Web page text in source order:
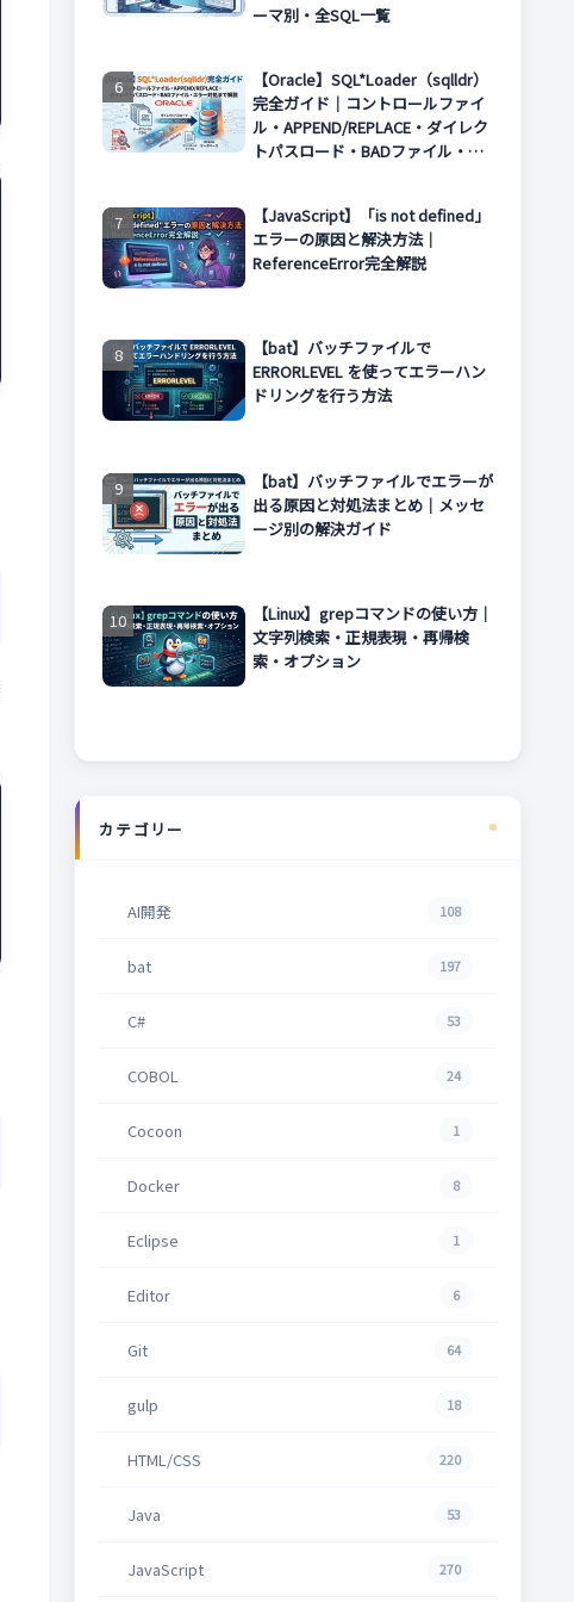
ーマ別・全SQL一覧
【Oracle】SQL*Loader（sqlldr）
完全ガイド｜コントロールファイ
ル・APPEND/REPLACE・ダイレク
トパスロード・BADファイル・エ
【JavaScript】「is not defined」
エラーの原因と解決方法｜
ReferenceError完全解説
【bat】バッチファイルで
ERRORLEVEL を使ってエラーハン
ドリングを行う方法
【bat】バッチファイルでエラーが
出る原因と対処法まとめ｜メッセ
ージ別の解決ガイド
【Linux】grepコマンドの使い方｜
文字列検索・正規表現・再帰検
索・オプション
カテゴリー
AI開発 108
bat 197
C# 53
COBOL 24
Cocoon 1
Docker 8
Eclipse 1
Editor 6
Git 64
gulp 18
HTML/CSS 220
Java 53
JavaScript 270